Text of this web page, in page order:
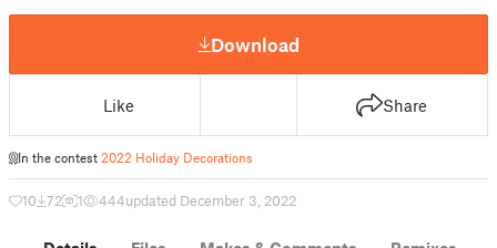
Download
Like Share
In the contest 2022 Holiday Decorations
10 72 1 444updated December 3, 2022